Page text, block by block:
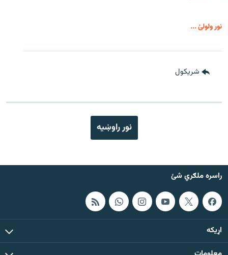
نور ولولئ ...
شريکول
نور راوښيه
راسره ملګري شئ
اړيکه